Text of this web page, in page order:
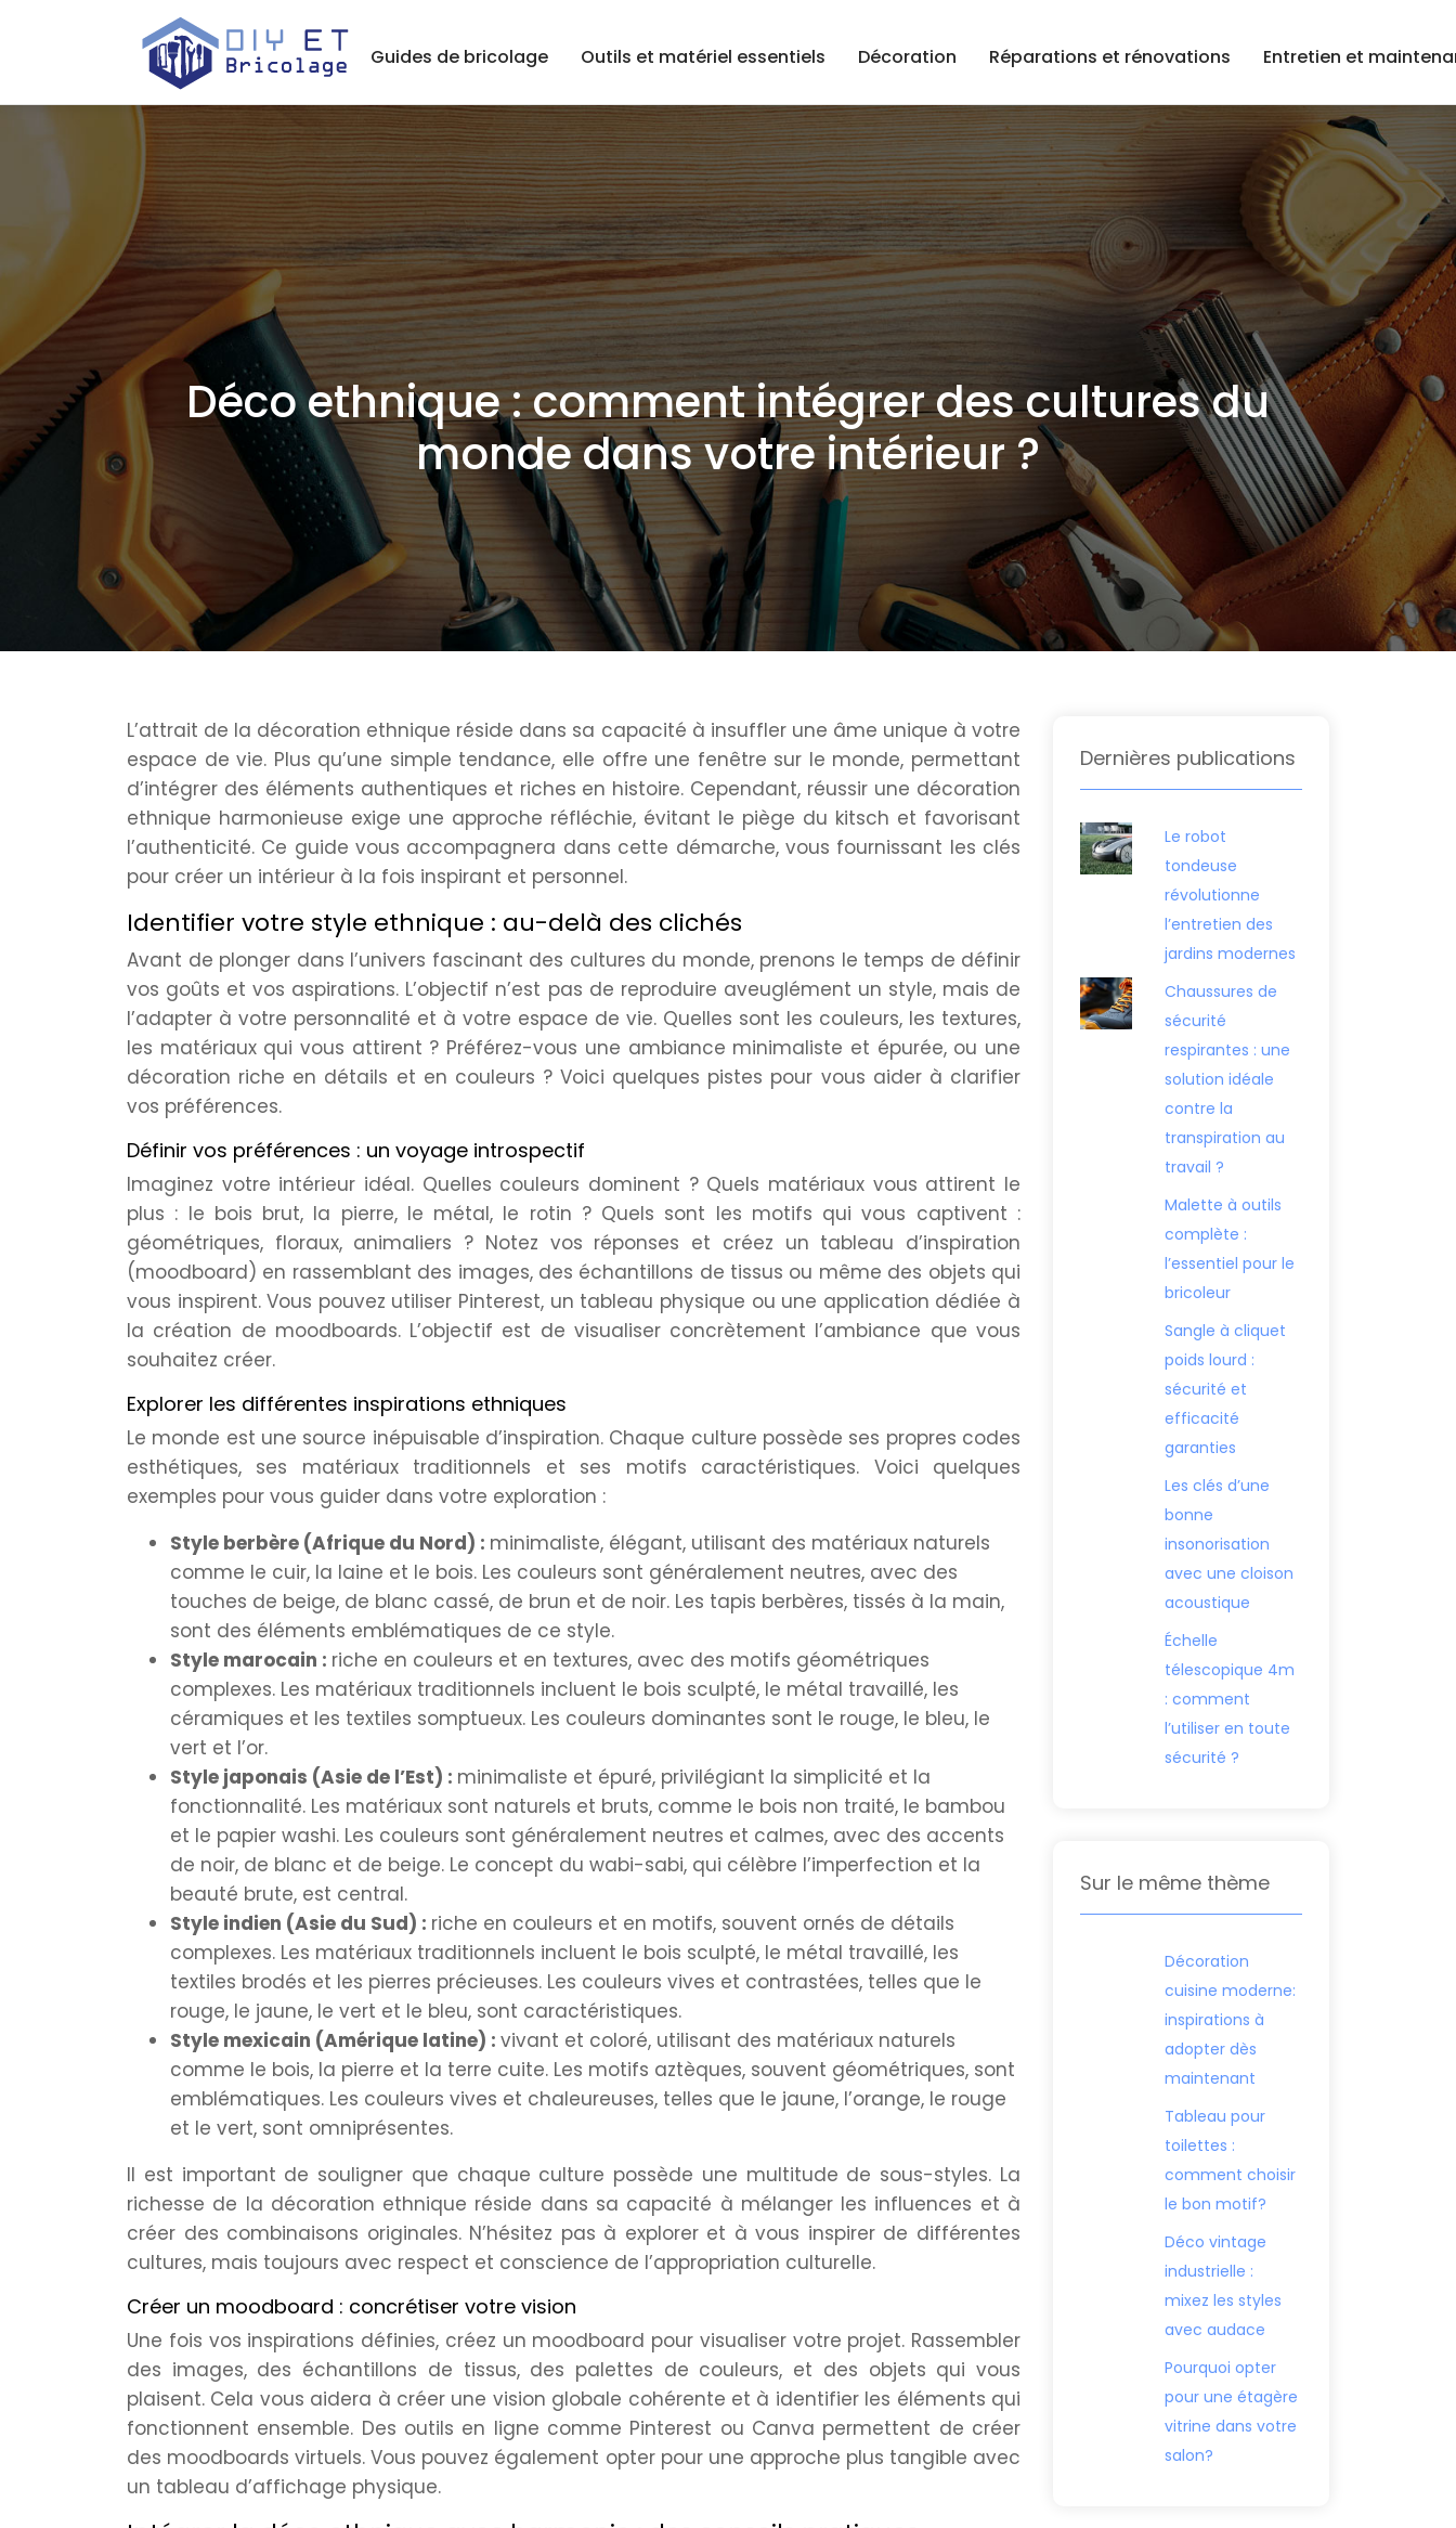
Guides de bricolage Outils et matériel essentiels Décoration Réparations et rénovations Entretien et
Déco ethnique : comment intégrer des cultures du
monde dans votre intérieur ?
L’attrait de la décoration ethnique réside dans sa capacité à insuffler une âme unique à votre
espace de vie. Plus qu’une simple tendance, elle offre une fenêtre sur le monde, permettant
d’intégrer des éléments authentiques et riches en histoire. Cependant, réussir une décoration
ethnique harmonieuse exige une approche réfléchie, évitant le piège du kitsch et favorisant
l’authenticité. Ce guide vous accompagnera dans cette démarche, vous fournissant les clés
pour créer un intérieur à la fois inspirant et personnel.
Identifier votre style ethnique : au-delà des clichés
Avant de plonger dans l’univers fascinant des cultures du monde, prenons le temps de définir
vos goûts et vos aspirations. L’objectif n’est pas de reproduire aveuglément un style, mais de
l’adapter à votre personnalité et à votre espace de vie. Quelles sont les couleurs, les textures,
les matériaux qui vous attirent ? Préférez-vous une ambiance minimaliste et épurée, ou une
décoration riche en détails et en couleurs ? Voici quelques pistes pour vous aider à clarifier
vos préférences.
Définir vos préférences : un voyage introspectif
Imaginez votre intérieur idéal. Quelles couleurs dominent ? Quels matériaux vous attirent le
plus : le bois brut, la pierre, le métal, le rotin ? Quels sont les motifs qui vous captivent :
géométriques, floraux, animaliers ? Notez vos réponses et créez un tableau d’inspiration
(moodboard) en rassemblant des images, des échantillons de tissus ou même des objets qui
vous inspirent. Vous pouvez utiliser Pinterest, un tableau physique ou une application dédiée à
la création de moodboards. L’objectif est de visualiser concrètement l’ambiance que vous
souhaitez créer.
Explorer les différentes inspirations ethniques
Le monde est une source inépuisable d’inspiration. Chaque culture possède ses propres codes
esthétiques, ses matériaux traditionnels et ses motifs caractéristiques. Voici quelques
exemples pour vous guider dans votre exploration :
Style berbère (Afrique du Nord) : minimaliste, élégant, utilisant des matériaux naturels
comme le cuir, la laine et le bois. Les couleurs sont généralement neutres, avec des
touches de beige, de blanc cassé, de brun et de noir. Les tapis berbères, tissés à la main,
sont des éléments emblématiques de ce style.
Style marocain : riche en couleurs et en textures, avec des motifs géométriques
complexes. Les matériaux traditionnels incluent le bois sculpté, le métal travaillé, les
céramiques et les textiles somptueux. Les couleurs dominantes sont le rouge, le bleu, le
vert et l’or.
Style japonais (Asie de l’Est) : minimaliste et épuré, privilégiant la simplicité et la
fonctionnalité. Les matériaux sont naturels et bruts, comme le bois non traité, le bambou
et le papier washi. Les couleurs sont généralement neutres et calmes, avec des accents
de noir, de blanc et de beige. Le concept du wabi-sabi, qui célèbre l’imperfection et la
beauté brute, est central.
Style indien (Asie du Sud) : riche en couleurs et en motifs, souvent ornés de détails
complexes. Les matériaux traditionnels incluent le bois sculpté, le métal travaillé, les
textiles brodés et les pierres précieuses. Les couleurs vives et contrastées, telles que le
rouge, le jaune, le vert et le bleu, sont caractéristiques.
Style mexicain (Amérique latine) : vivant et coloré, utilisant des matériaux naturels
comme le bois, la pierre et la terre cuite. Les motifs aztèques, souvent géométriques, sont
emblématiques. Les couleurs vives et chaleureuses, telles que le jaune, l’orange, le rouge
et le vert, sont omniprésentes.
Il est important de souligner que chaque culture possède une multitude de sous-styles. La
richesse de la décoration ethnique réside dans sa capacité à mélanger les influences et à
créer des combinaisons originales. N’hésitez pas à explorer et à vous inspirer de différentes
cultures, mais toujours avec respect et conscience de l’appropriation culturelle.
Créer un moodboard : concrétiser votre vision
Une fois vos inspirations définies, créez un moodboard pour visualiser votre projet. Rassembler
des images, des échantillons de tissus, des palettes de couleurs, et des objets qui vous
plaisent. Cela vous aidera à créer une vision globale cohérente et à identifier les éléments qui
fonctionnent ensemble. Des outils en ligne comme Pinterest ou Canva permettent de créer
des moodboards virtuels. Vous pouvez également opter pour une approche plus tangible avec
un tableau d’affichage physique.
Dernières publications
Le robot
tondeuse
révolutionne
l’entretien des
jardins modernes
Chaussures de
sécurité
respirantes : une
solution idéale
contre la
transpiration au
travail ?
Malette à outils
complète :
l’essentiel pour le
bricoleur
Sangle à cliquet
poids lourd :
sécurité et
efficacité
garanties
Les clés d’une
bonne
insonorisation
avec une cloison
acoustique
Échelle
télescopique 4m
: comment
l’utiliser en toute
sécurité ?
Sur le même thème
Décoration
cuisine moderne:
inspirations à
adopter dès
maintenant
Tableau pour
toilettes :
comment choisir
le bon motif?
Déco vintage
industrielle :
mixez les styles
avec audace
Pourquoi opter
pour une étagère
vitrine dans votre
salon?